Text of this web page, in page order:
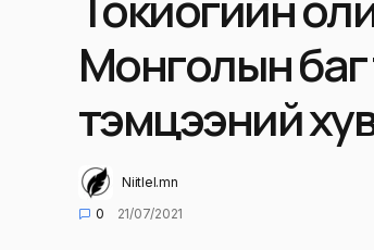
Монголын
тэмцээний
Niitlel.mn
0
21/07/2021